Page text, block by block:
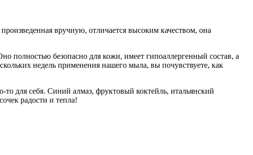
вручную, отличается высоким качеством, она
полностью безопасно для кожи, имеет гипоаллергенный состав, а
недель применения нашего мыла, вы почувствуете, как
для себя. Синий алмаз, фруктовый коктейль, итальянский
радости и тепла!